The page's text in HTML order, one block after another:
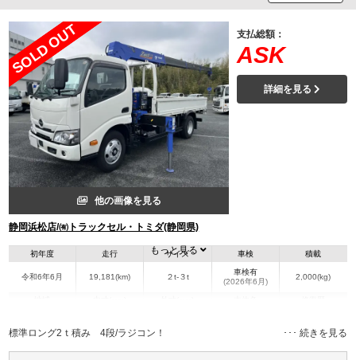
SOLD OUT
他の画像を見る
静岡浜松店/㈲トラックセル・トミダ(静岡県)
支払総額：
ASK
詳細を見る
初年度
令和6年6月
走行
19,181(km)
サイズ
２t-３t
車検
車検有
(2026年6月)
積載
2,000(kg)
静岡県
W:1,790
H:370
無
もっと見る
標準ロング2ｔ積み 4段/ラジコン！